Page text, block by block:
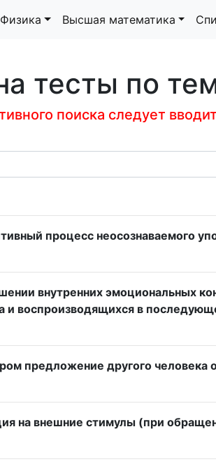
Физика Высшая математика
тесты по
поиска следует
процесс неосознаваемого
внутренних эмоциональных
и воспроизводящихся в
предложение другого человека
на внешние стимулы (при